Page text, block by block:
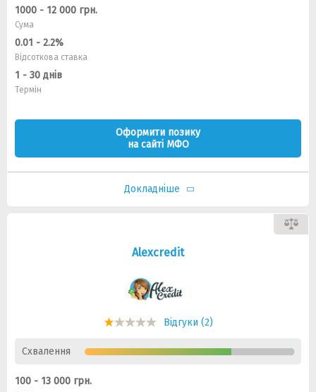
1000 - 12 000 грн.
Сума
0.01 - 2.2%
Відсоткова ставка
1 - 30 днів
Термін
Оформити позику
на сайті МФО
Докладніше
Alexcredit
Відгуки (2)
Схвалення
100 - 13 000 грн.